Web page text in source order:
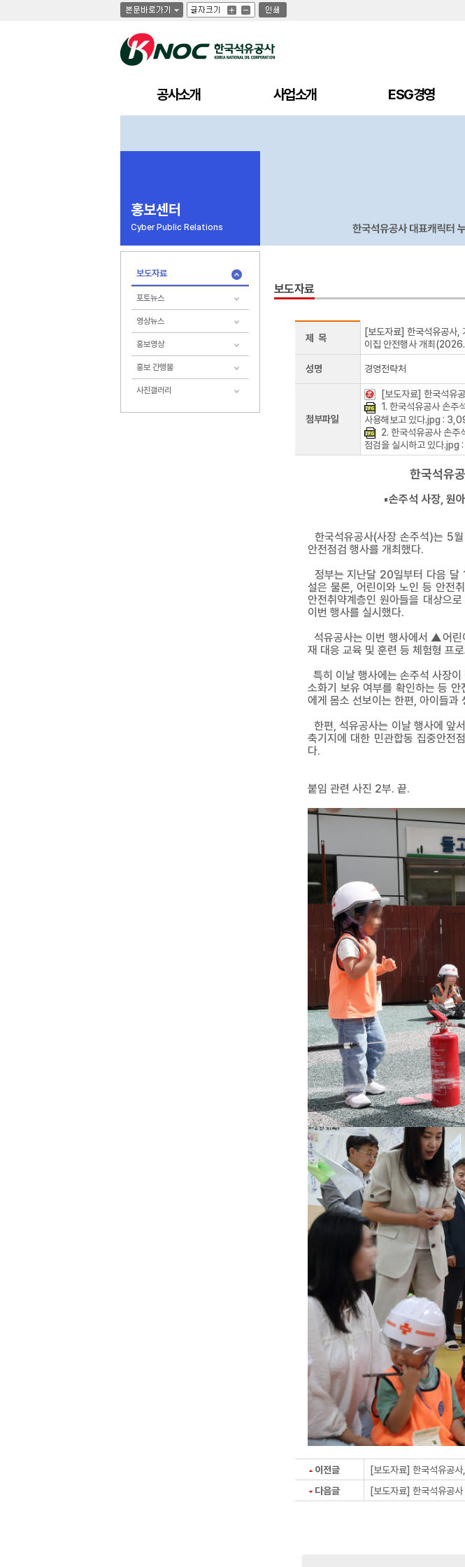
글
자
기
글
자
기
크
글
자
기
작
인
쇄
공사소개 사업소개 ESG경영
홍보센터
Cyber Public Relations
보도자료
포토뉴스
영상뉴스
홍보영상
홍보 간행물
사진갤러리
보도자료
제 목
[보도자료] 한국석유공사,
이집 안전행사 개최
성명 경영전략처
첨부파일
[보도자료] 한국석유
1. 한국석유공사 손주
사용해보고 있다.jpg :
2. 한국석유공사 손주
점검을 실시하고 있다
한국석유
▪손주석 사장, 원
한국석유공사(사장 손주석)는 5
안전점검 행사를 개최했다.
정부는 지난달 20일부터 다음 달
설은 물론, 어린이와 노인 등 안전
안전취약계층인 원아들을 대상으
이번 행사를 실시했다.
석유공사는 이번 행사에서 ▲어
재 대응 교육 및 훈련 등 체험형 프
특히 이날 행사에는 손주석 사장
소화기 보유 여부를 확인하는 등
에게 몸소 선보이는 한편, 아이들과
한편, 석유공사는 이날 행사에 앞
축기지에 대한 민관합동 집중안전
다.
붙임 관련 사진 2부. 끝.
이전글
[보도자료] 한국석유공
다음글
[보도자료] 한국석유공